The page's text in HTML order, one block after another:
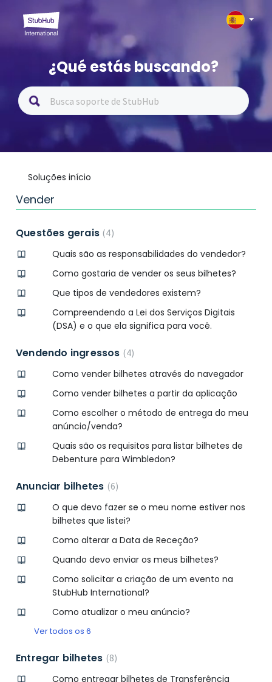
¿Qué estás buscando?
Soluções início
Vender
Questões gerais 4
Quais são as responsabilidades do vendedor?
Como gostaria de vender os seus bilhetes?
Que tipos de vendedores existem?
Compreendendo a Lei dos Serviços Digitais
(DSA) e o que ela significa para você.
Vendendo ingressos 4
Como vender bilhetes através do navegador
Como vender bilhetes a partir da aplicação
Como escolher o método de entrega do meu
anúncio/venda?
Quais são os requisitos para listar bilhetes de
Debenture para Wimbledon?
Anunciar bilhetes 6
O que devo fazer se o meu nome estiver nos
bilhetes que listei?
Como alterar a Data de Receção?
Quando devo enviar os meus bilhetes?
Como solicitar a criação de um evento na
StubHub International?
Como atualizar o meu anúncio?
Ver todos os 6
Entregar bilhetes 8
Como entregar bilhetes de Transferência